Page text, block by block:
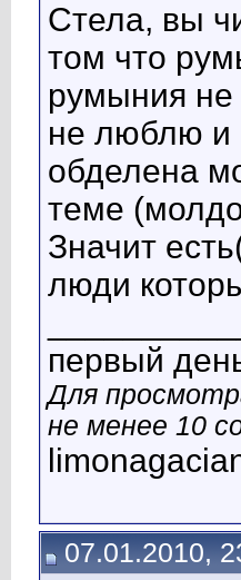
Стела, вы
том что
румыния не
не люблю и
обделена
теме
Значит
люди
первый
Для
не менее 10
07.01.2010,